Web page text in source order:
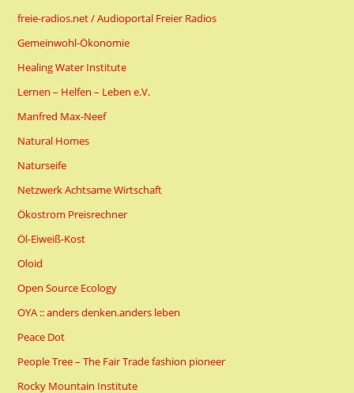
freie-radios.net / Audioportal Freier Radios
Gemeinwohl-Ökonomie
Healing Water Institute
Lernen – Helfen – Leben e.V.
Manfred Max-Neef
Natural Homes
Naturseife
Netzwerk Achtsame Wirtschaft
Ökostrom Preisrechner
Öl-Eiweiß-Kost
Oloid
Open Source Ecology
OYA :: anders denken.anders leben
Peace Dot
People Tree – The Fair Trade fashion pioneer
Rocky Mountain Institute